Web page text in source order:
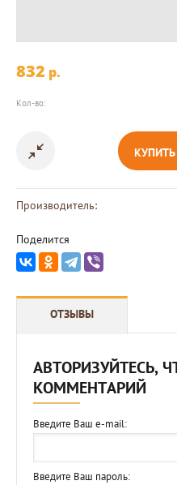
832 p.
Кол-во:
КУПИТЬ
Производитель:
Поделится
ОТЗЫВЫ
АВТОРИЗУЙТЕСЬ,
КОММЕНТАРИЙ
Введите Ваш e-mail:
Введите Ваш пароль: